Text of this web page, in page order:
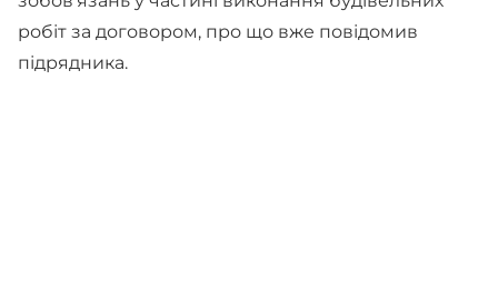
робіт за договором, про що вже повідомив
підрядника.